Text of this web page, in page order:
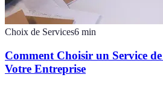
Choix de Services6 min
Comment Choisir un Service
Votre Entreprise